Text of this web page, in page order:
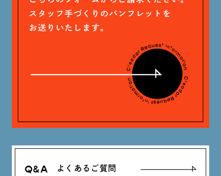
Q&A よくあるご質問